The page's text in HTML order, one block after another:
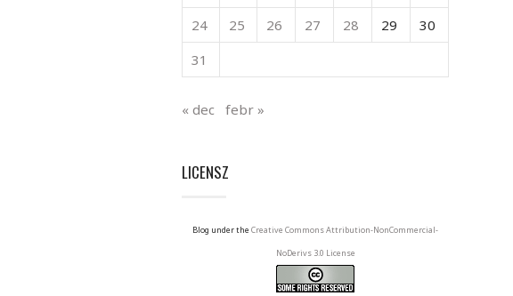
24
25 26 27 28 29
30
31
« dec febr »
LICENSZ
Blog under the Creative Commons Attribution-NonCommercial-
NoDerivs 3.0 License